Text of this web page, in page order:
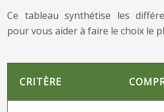
Ce tableau synthétise les
pour vous aider à faire le choix le
CRITÈRE